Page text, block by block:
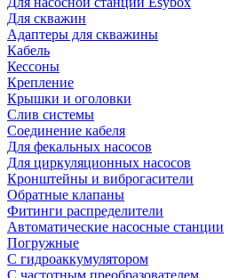
Для скважин
Адаптеры для скважины
Кабель
Кессоны
Крепление
Крышки и оголовки
Слив системы
Соединение кабеля
Для фекальных насосов
Для циркуляционных насосов
Кронштейны и виброгасители
Обратные клапаны
Фитинги распределители
Автоматические насосные станции
Погружные
С гидроаккумулятором
С частотным преобразователем